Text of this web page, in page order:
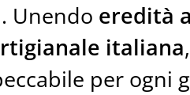
Unendo eredità
italiana
per ogni